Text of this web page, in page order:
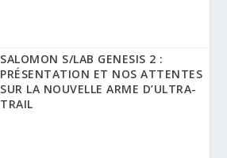
SALOMON S/LAB GENESIS 2 :
PRÉSENTATION ET NOS ATTENTES
SUR LA NOUVELLE ARME D’ULTRA-
TRAIL